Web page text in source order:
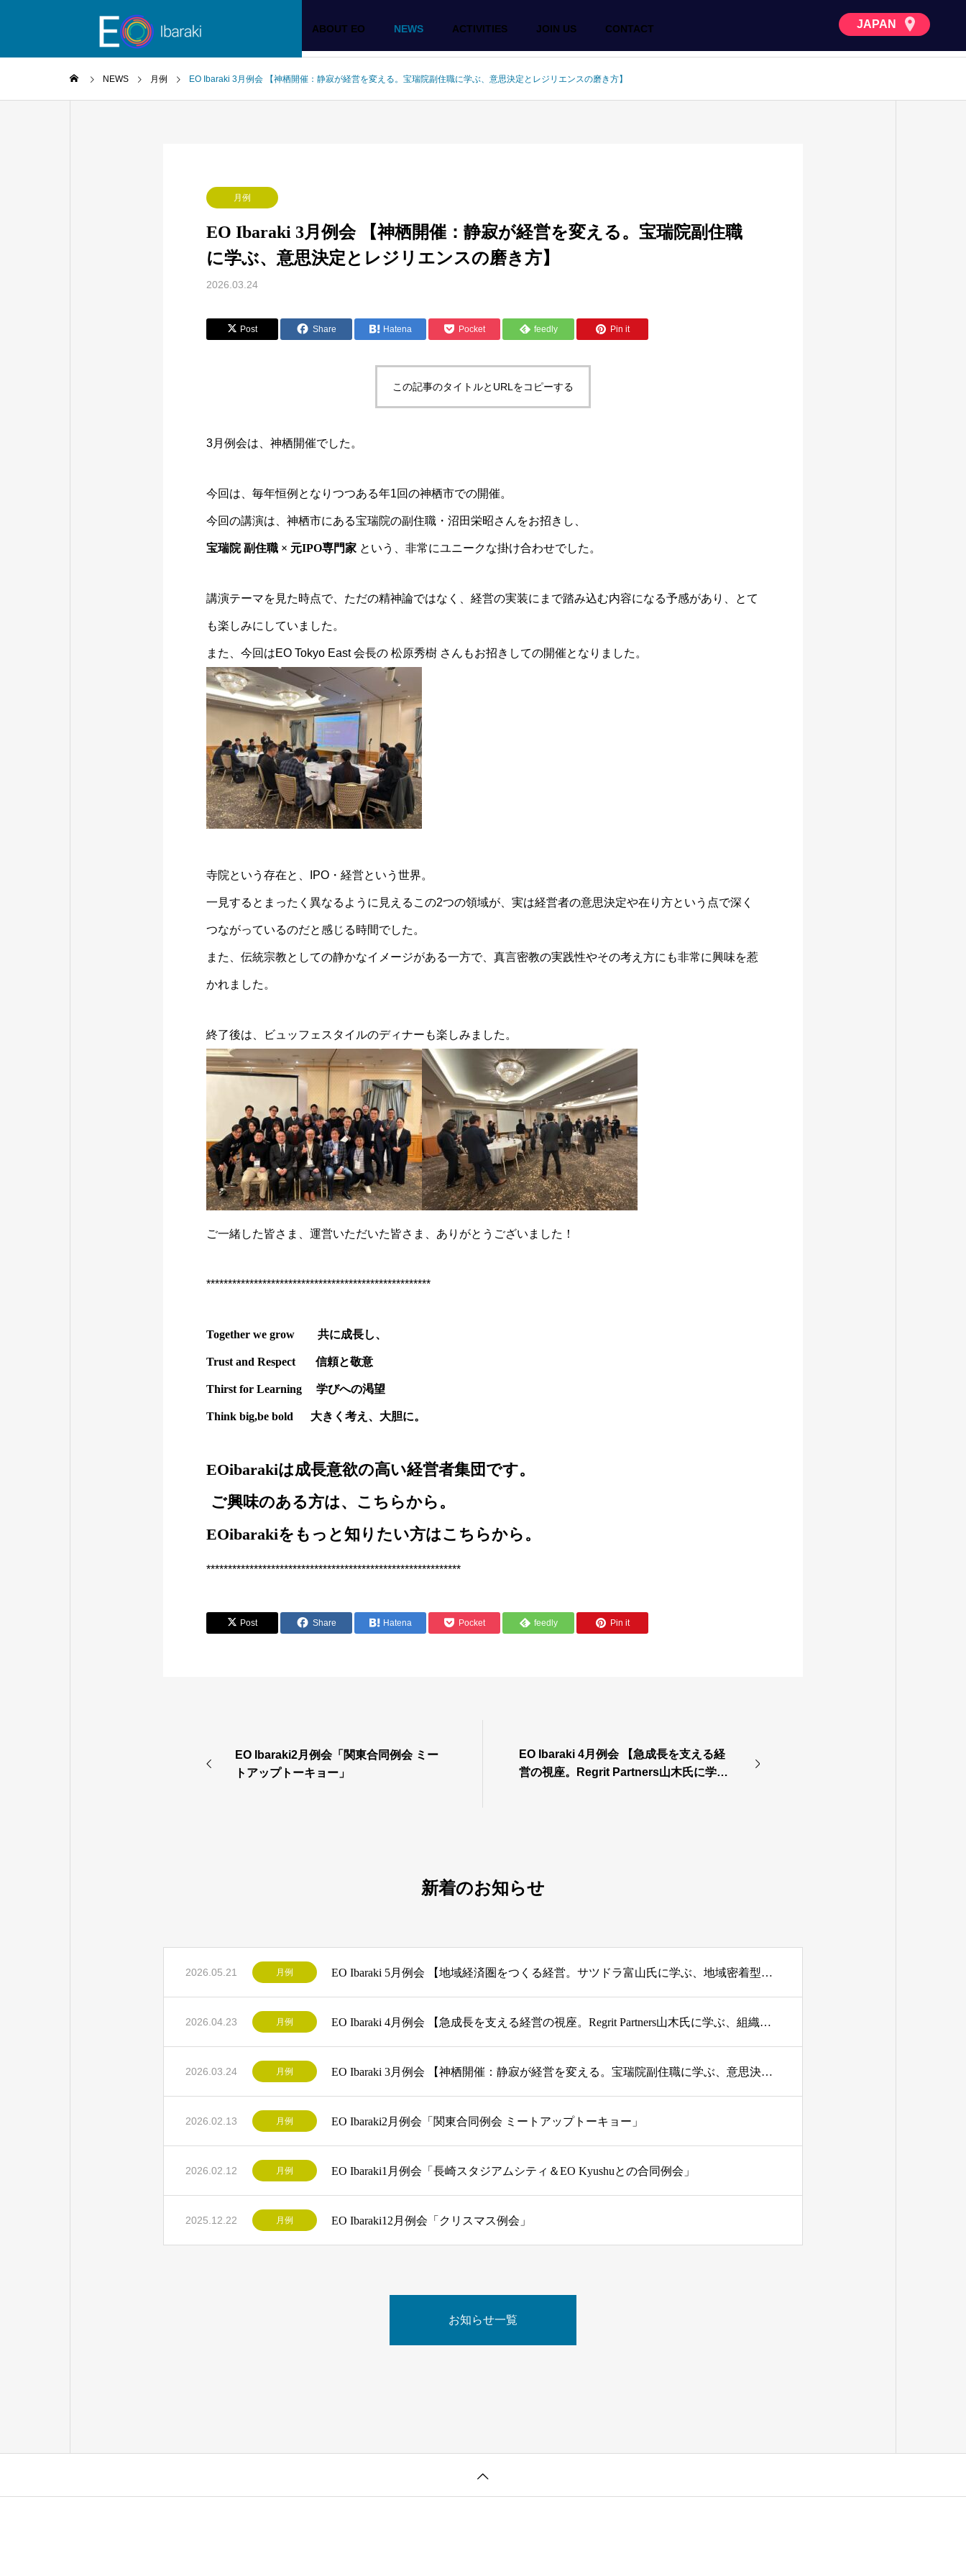
JAPAN
ABOUT EO NEWS ACTIVITIES JOIN US CONTACT
NEWS 月例 EO Ibaraki 3月例会 【神栖開催：静寂が経営を変える。宝瑞院副住職に学ぶ、意思決定とレジリエンスの磨き方】
月例
EO Ibaraki 3月例会 【神栖開催：静寂が経営を変える。宝瑞院副住職
に学ぶ、意思決定とレジリエンスの磨き方】
2026.03.24
Post Share Hatena Pocket feedly Pin it
この記事のタイトルとURLをコピーする
3月例会は、神栖開催でした。
今回は、毎年恒例となりつつある年1回の神栖市での開催。
今回の講演は、神栖市にある宝瑞院の副住職・沼田栄昭さんをお招きし、
宝瑞院 副住職 × 元IPO専門家 という、非常にユニークな掛け合わせでした。
講演テーマを見た時点で、ただの精神論ではなく、経営の実装にまで踏み込む内容になる予感があり、とて
も楽しみにしていました。
また、今回はEO Tokyo East 会長の 松原秀樹 さんもお招きしての開催となりました。
寺院という存在と、IPO・経営という世界。
一見するとまったく異なるように見えるこの2つの領域が、実は経営者の意思決定や在り方という点で深く
つながっているのだと感じる時間でした。
また、伝統宗教としての静かなイメージがある一方で、真言密教の実践性やその考え方にも非常に興味を惹
かれました。
終了後は、ビュッフェスタイルのディナーも楽しみました。
ご一緒した皆さま、運営いただいた皆さま、ありがとうございました！
****************************************************
Together we grow 共に成長し、
Trust and Respect 信頼と敬意
Thirst for Learning 学びへの渇望
Think big,be bold 大きく考え、大胆に。
EOibarakiは成長意欲の高い経営者集団です。
ご興味のある方は、 こちらから。
EOibarakiをもっと知りたい方はこちらから。
***********************************************************
Post Share Hatena Pocket feedly Pin it
EO Ibaraki2月例会「関東合同例会 ミー
トアップトーキョー」
EO Ibaraki 4月例会 【急成長を支える経
営の視座。Regrit Partners山木氏に学
新着のお知らせ
2026.05.21 月例 EO Ibaraki 5月例会 【地域経済圏をつくる経営。サツドラ富山氏に学ぶ、地域密着型ビジネスの可能性】
2026.04.23 月例 EO Ibaraki 4月例会 【急成長を支える経営の視座。Regrit Partners山木氏に学ぶ、組織づくりと意思決定】
2026.03.24 月例 EO Ibaraki 3月例会 【神栖開催：静寂が経営を変える。宝瑞院副住職に学ぶ、意思決定とレジリエンスの磨き方】
2026.02.13 月例 EO Ibaraki2月例会「関東合同例会 ミートアップトーキョー」
2026.02.12 月例 EO Ibaraki1月例会「長崎スタジアムシティ＆EO Kyushuとの合同例会」
2025.12.22 月例 EO Ibaraki12月例会「クリスマス例会」
お知らせ一覧